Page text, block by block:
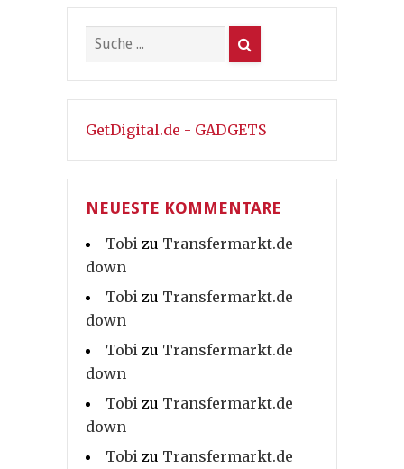
GetDigital.de - GADGETS
NEUESTE KOMMENTARE
Tobi zu Transfermarkt.de
down
Tobi zu Transfermarkt.de
down
Tobi zu Transfermarkt.de
down
Tobi zu Transfermarkt.de
down
Tobi zu Transfermarkt.de